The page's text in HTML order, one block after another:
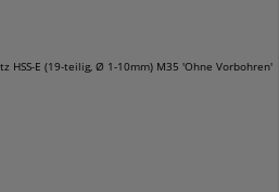
HSS-E (19-teilig, Ø 1-10mm) M35 'Ohne Vorbohren'